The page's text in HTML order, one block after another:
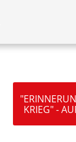
KRIEG" -